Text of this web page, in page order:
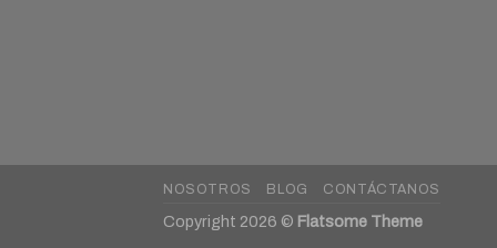
NOSOTROS BLOG CONTÁCTANOS
Copyright 2026 © Flatsome Theme